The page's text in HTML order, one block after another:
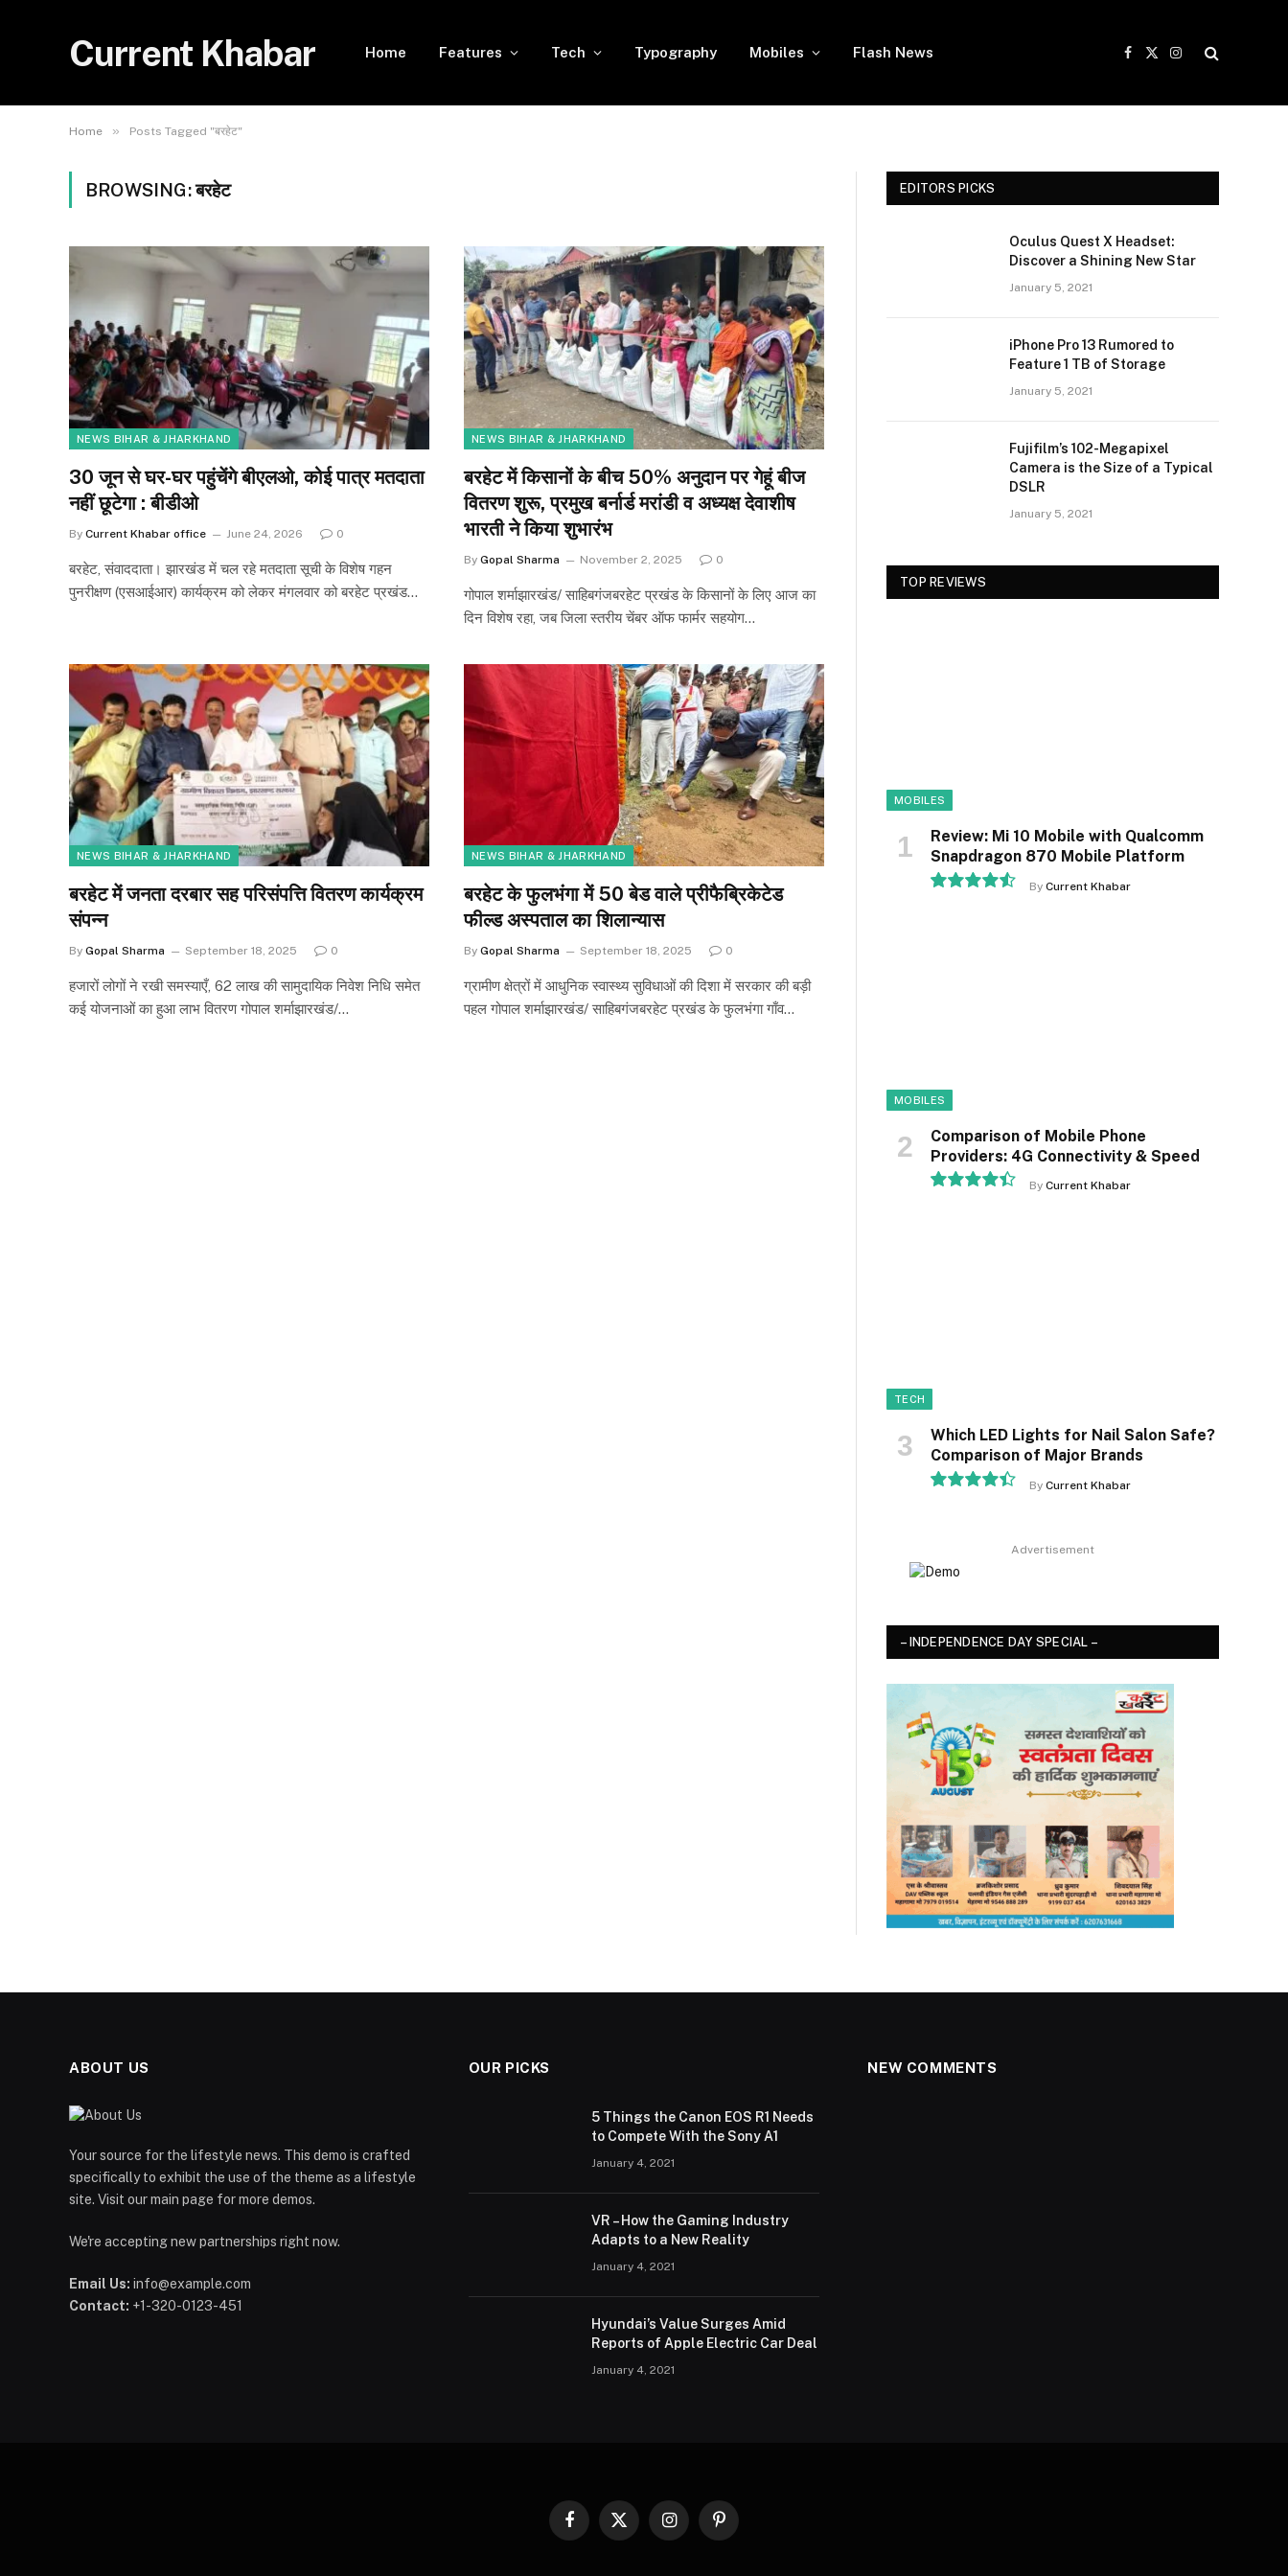
Current Khabar Home Features Tech Typography Mobiles Flash News
Facebook
X
Instagram
Home » Posts Tagged "बरहेट"
BROWSING:बरहेट
NEWS BIHAR & JHARKHAND
30 जून से घर-घर पहुंचेंगे बीएलओ, कोई पात्र मतदाता
नहीं छूटेगा : बीडीओ
By Current Khabar office June 24, 2026 0
बरहेट, संवाददाता। झारखंड में चल रहे मतदाता सूची के विशेष गहन
पुनरीक्षण (एसआईआर) कार्यक्रम को लेकर मंगलवार को बरहेट प्रखंड…
NEWS BIHAR & JHARKHAND
बरहेट में किसानों के बीच 50% अनुदान पर गेहूं बीज
वितरण शुरू, प्रमुख बर्नार्ड मरांडी व अध्यक्ष देवाशीष
भारती ने किया शुभारंभ
By Gopal Sharma November 2, 2025 0
गोपाल शर्माझारखंड/ साहिबगंजबरहेट प्रखंड के किसानों के लिए आज का
दिन विशेष रहा, जब जिला स्तरीय चेंबर ऑफ फार्मर सहयोग…
NEWS BIHAR & JHARKHAND
बरहेट में जनता दरबार सह परिसंपत्ति वितरण कार्यक्रम
संपन्न
By Gopal Sharma September 18, 2025 0
हजारों लोगों ने रखी समस्याएँ, 62 लाख की सामुदायिक निवेश निधि समेत
कई योजनाओं का हुआ लाभ वितरण गोपाल शर्माझारखंड/…
NEWS BIHAR & JHARKHAND
बरहेट के फुलभंगा में 50 बेड वाले प्रीफैब्रिकेटेड
फील्ड अस्पताल का शिलान्यास
By Gopal Sharma September 18, 2025 0
ग्रामीण क्षेत्रों में आधुनिक स्वास्थ्य सुविधाओं की दिशा में सरकार की बड़ी
पहल गोपाल शर्माझारखंड/ साहिबगंजबरहेट प्रखंड के फुलभंगा गाँव…
EDITORS PICKS
Oculus Quest X Headset:
Discover a Shining New Star
January 5, 2021
iPhone Pro 13 Rumored to
Feature 1 TB of Storage
January 5, 2021
Fujifilm’s 102-Megapixel
Camera is the Size of a Typical
DSLR
January 5, 2021
TOP REVIEWS
MOBILES
Review: Mi 10 Mobile with Qualcomm
Snapdragon 870 Mobile Platform
By Current Khabar
MOBILES
Comparison of Mobile Phone
Providers: 4G Connectivity & Speed
By Current Khabar
TECH
Which LED Lights for Nail Salon Safe?
Comparison of Major Brands
By Current Khabar
Advertisement
– INDEPENDENCE DAY SPECIAL –
ABOUT US
Your source for the lifestyle news. This demo is crafted
specifically to exhibit the use of the theme as a lifestyle
site. Visit our main page for more demos.
We're accepting new partnerships right now.
Email Us: info@example.com
Contact: +1-320-0123-451
OUR PICKS
5 Things the Canon EOS R1 Needs
to Compete With the Sony A1
January 4, 2021
VR – How the Gaming Industry
Adapts to a New Reality
January 4, 2021
Hyundai’s Value Surges Amid
Reports of Apple Electric Car Deal
January 4, 2021
NEW COMMENTS
Facebook
X
InstagramPinterest